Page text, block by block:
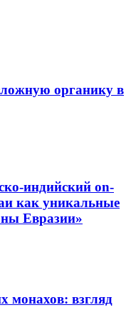
органику в
индийский on-
как уникальные
Евразии»
монахов: взгляд